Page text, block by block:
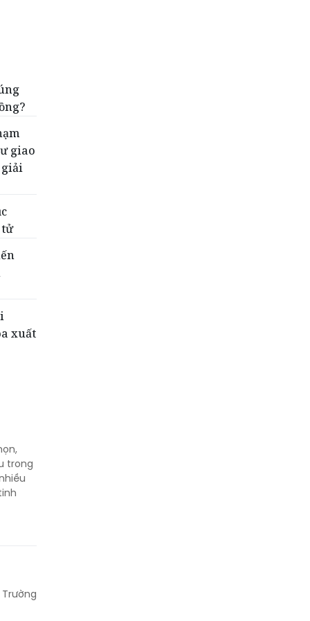
giao
giải
xuất
trong